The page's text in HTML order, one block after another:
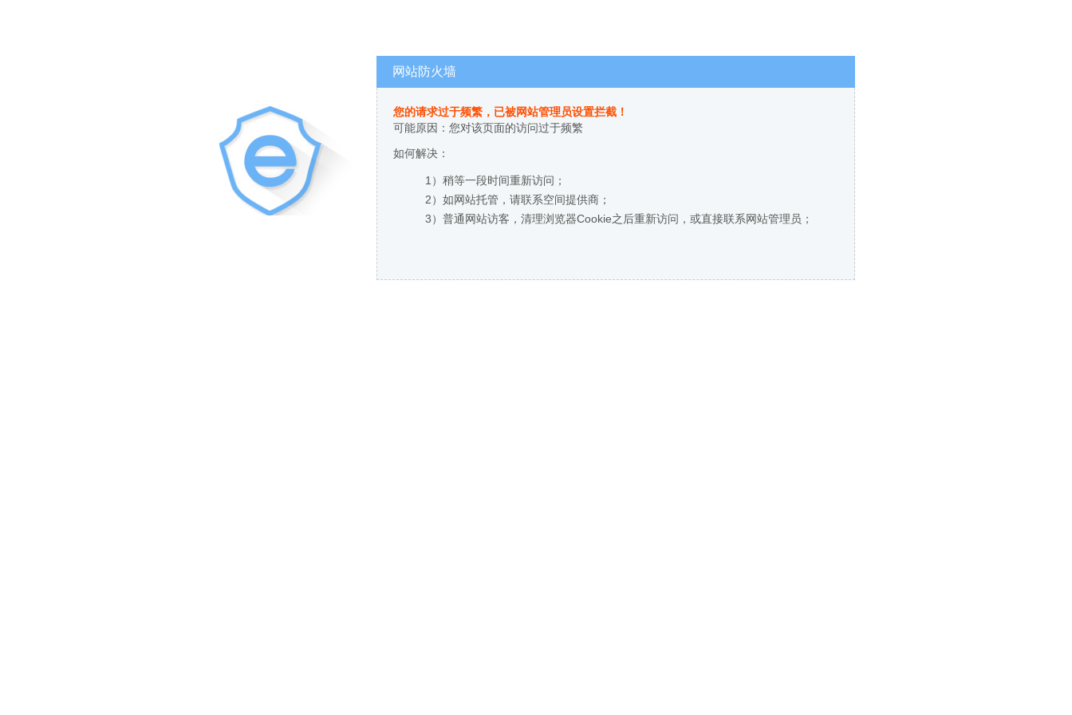
网站防火墙
您的请求过于频繁，已被网站管理员设置拦截！
可能原因：您对该页面的访问过于频繁
如何解决：
1）稍等一段时间重新访问；
2）如网站托管，请联系空间提供商；
3）普通网站访客，清理浏览器Cookie之后重新访问，或直接联系网站管理员；